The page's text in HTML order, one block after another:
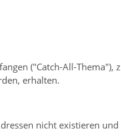
("Catch-All-Thema"),
erhalten.
nicht existieren